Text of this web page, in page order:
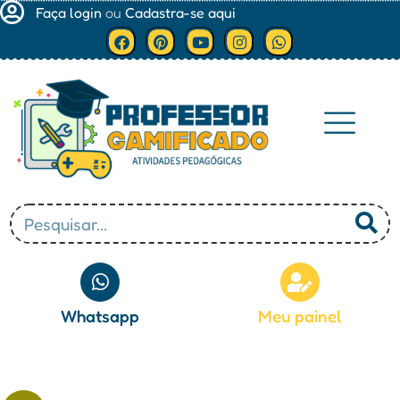
Faça login ou Cadastra-se aqui
Whatsapp Meu painel